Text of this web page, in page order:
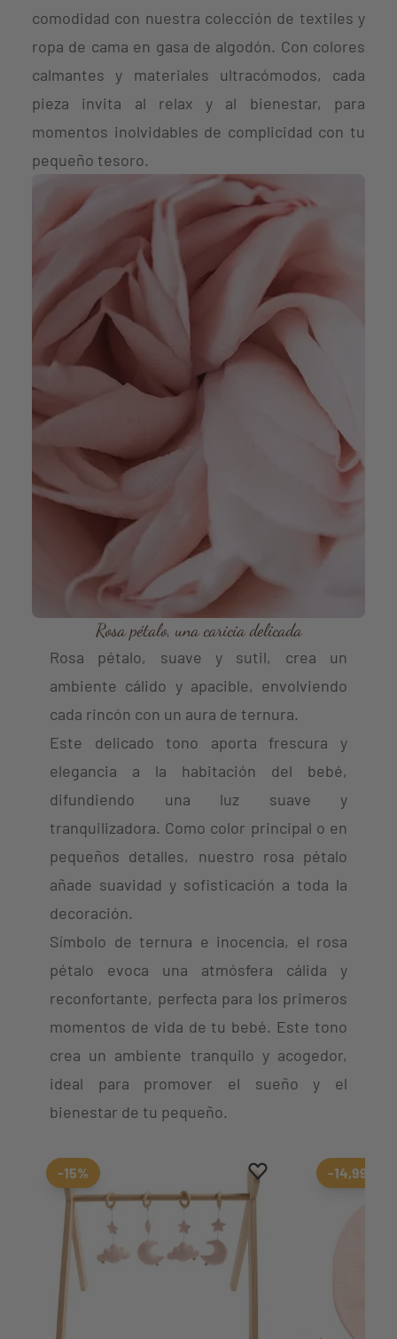
comodidad con nuestra colección de textiles y
ropa de cama en gasa de algodón. Con colores
calmantes y materiales ultracómodos, cada
pieza invita al relax y al bienestar, para
momentos inolvidables de complicidad con tu
pequeño tesoro.
Rosa pétalo, una caricia delicada
Rosa pétalo, suave y sutil, crea un
ambiente cálido y apacible, envolviendo
cada rincón con un aura de ternura.
Este delicado tono aporta frescura y
elegancia a la habitación del bebé,
difundiendo una luz suave y
tranquilizadora. Como color principal o en
pequeños detalles, nuestro rosa pétalo
añade suavidad y sofisticación a toda la
decoración.
Símbolo de ternura e inocencia, el rosa
pétalo evoca una atmósfera cálida y
reconfortante, perfecta para los primeros
momentos de vida de tu bebé. Este tono
crea un ambiente tranquilo y acogedor,
ideal para promover el sueño y el
bienestar de tu pequeño.
Aggiungi ai preferiti
borrar favoritos
-15% -14,99%